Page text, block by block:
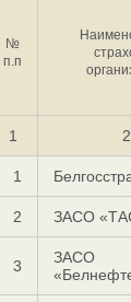
№
п.п
1 2
1
2 ЗАСО
3
ЗАСО